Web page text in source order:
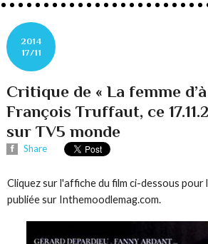
2014
17/11
Critique de « La femme
François Truffaut, ce
sur TV5 monde
Share
Cliquez sur l'affiche du film ci-dessous pour
publiée sur Inthemoodlemag.com.